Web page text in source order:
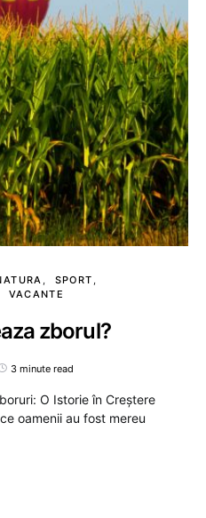
SPORT
VACANTE
zborul?
3 minute read
O Istorie în Creștere
oamenii au fost mereu